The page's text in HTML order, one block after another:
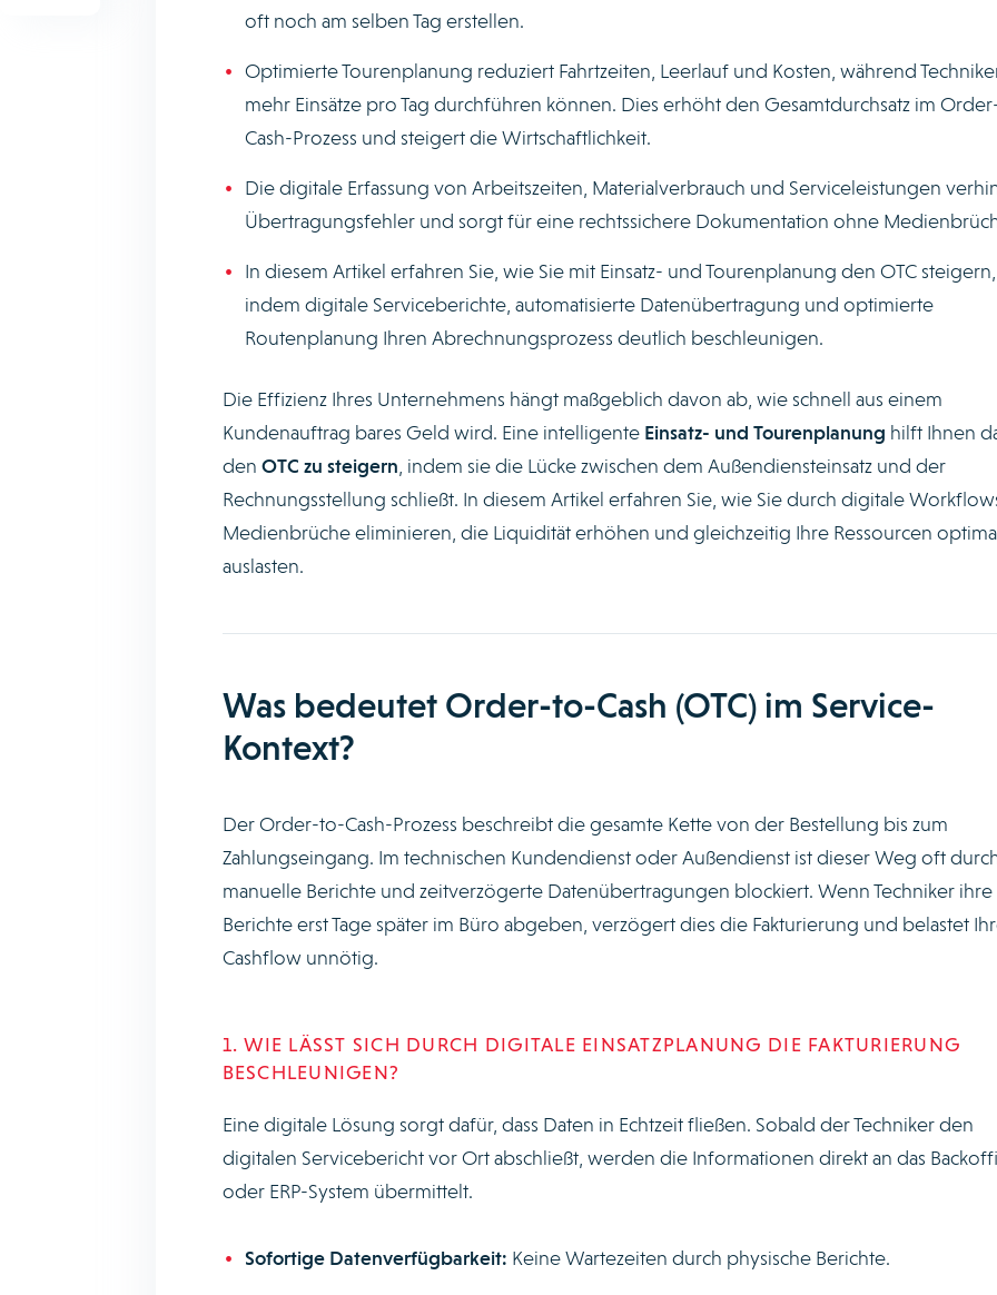
oft noch am selben Tag erstellen.
Optimierte Tourenplanung reduziert Fahrtzeiten, Leerlauf und Kosten, während
mehr Einsätze pro Tag durchführen können. Dies erhöht den Gesamtdurchsatz im
Cash-Prozess und steigert die Wirtschaftlichkeit.
Die digitale Erfassung von Arbeitszeiten, Materialverbrauch und Serviceleistungen
Übertragungsfehler und sorgt für eine rechtssichere Dokumentation ohne
In diesem Artikel erfahren Sie, wie Sie mit Einsatz- und Tourenplanung den OTC steigern,
indem digitale Serviceberichte, automatisierte Datenübertragung und optimierte
Routenplanung Ihren Abrechnungsprozess deutlich beschleunigen.
Die Effizienz Ihres Unternehmens hängt maßgeblich davon ab, wie schnell aus einem
Kundenauftrag bares Geld wird. Eine intelligente Einsatz- und Tourenplanung hilft Ihnen
den OTC zu steigern , indem sie die Lücke zwischen dem Außendiensteinsatz und der
Rechnungsstellung schließt. In diesem Artikel erfahren Sie, wie Sie durch digitale
Medienbrüche eliminieren, die Liquidität erhöhen und gleichzeitig Ihre Ressourcen
auslasten.
Was bedeutet Order-to-Cash (OTC) im Service-
Kontext?
Der Order-to-Cash-Prozess beschreibt die gesamte Kette von der Bestellung bis zum
Zahlungseingang. Im technischen Kundendienst oder Außendienst ist dieser Weg oft
manuelle Berichte und zeitverzögerte Datenübertragungen blockiert. Wenn Techniker ihre
Berichte erst Tage später im Büro abgeben, verzögert dies die Fakturierung und belastet
Cashflow unnötig.
1. WIE LÄSST SICH DURCH DIGITALE EINSATZPLANUNG DIE FAKTURIERUNG
BESCHLEUNIGEN?
Eine digitale Lösung sorgt dafür, dass Daten in Echtzeit fließen. Sobald der Techniker den
digitalen Servicebericht vor Ort abschließt, werden die Informationen direkt an das
oder ERP-System übermittelt.
Sofortige Datenverfügbarkeit: Keine Wartezeiten durch physische Berichte.